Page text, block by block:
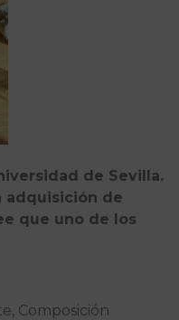
de Sevilla.
adquisición de
que uno de los
Composición